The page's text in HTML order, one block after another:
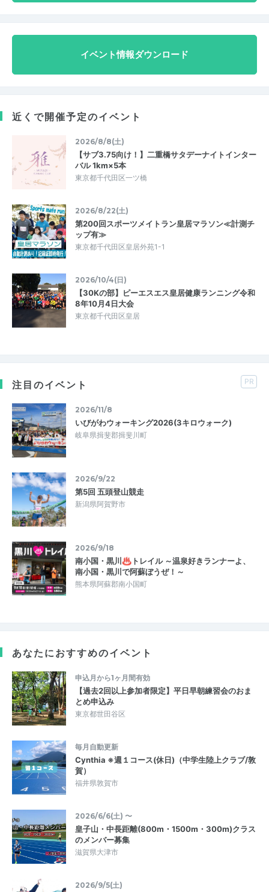
イベント情報ダウンロード
近くで開催予定のイベント
2026/8/8(土)
【サブ3.75向け！】二重橋サタデーナイトインター
バル 1km×5本
東京都千代田区一ツ橋
2026/8/22(土)
第200回スポーツメイトラン皇居マラソン≪計測チ
ップ有≫
東京都千代田区皇居外苑1-1
2026/10/4(日)
【30Kの部】ピーエスエス皇居健康ランニング令和
8年10月4日大会
東京都千代田区皇居
注目のイベント PR
2026/11/8
いびがわウォーキング2026(3キロウォーク)
岐阜県揖斐郡揖斐川町
2026/9/22
第5回 五頭登山競走
新潟県阿賀野市
2026/9/18
南小国・黒川♨トレイル ～温泉好きランナーよ、
南小国・黒川で阿蘇ぼうぜ！～
熊本県阿蘇郡南小国町
あなたにおすすめのイベント
申込月から1ヶ月間有効
【過去2回以上参加者限定】平日早朝練習会のおま
とめ申込み
東京都世田谷区
毎月自動更新
Cynthia ※週１コース(休日)（中学生陸上クラブ/敦
賀）
福井県敦賀市
2026/6/6(土) 〜
皇子山・中長距離(800m・1500m・300m)クラス
のメンバー募集
滋賀県大津市
2026/9/5(土)